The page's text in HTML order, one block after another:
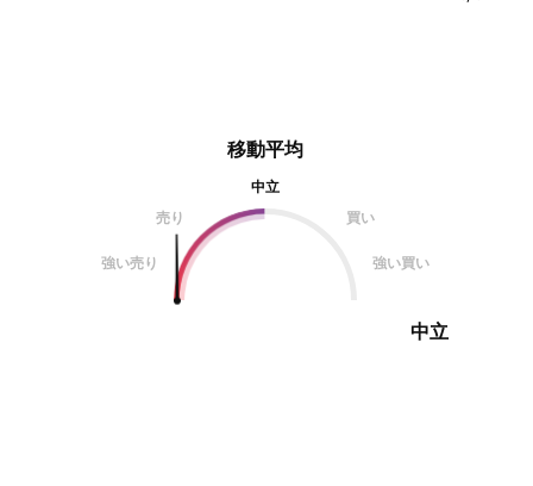
移動平均
中立
売り
買い
強い売り 強い買い
中立